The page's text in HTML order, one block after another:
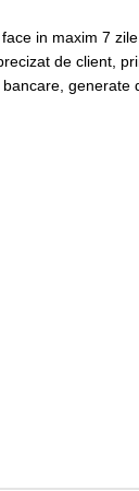
in maxim 7
de client,
generate